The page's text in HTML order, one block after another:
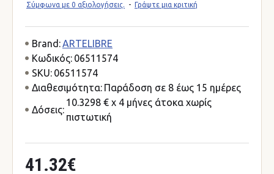
Σύμφωνα με 0 αξιολογήσεις. - Γράψτε μια κριτική
41.32€
Brand:ARTELIBRE
Κωδικός: 06511574
SKU: 06511574
Διαθεσιμότητα: Παράδοση σε 8 έως 15 ημέρες
Δόσεις:
10.3298 € x 4 μήνες άτοκα χωρίς
πιστωτική